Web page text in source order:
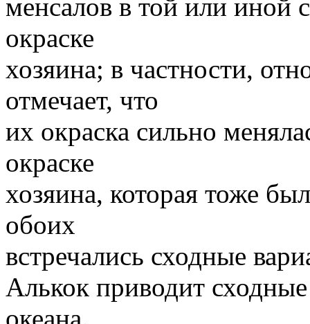
менсалов в той или иной
окраске
хозяина; в частности,
отмечает, что
их окраска сильно
окраске
хозяина, которая тоже
обоих
встречались сходные
Алькок приводит
океана.